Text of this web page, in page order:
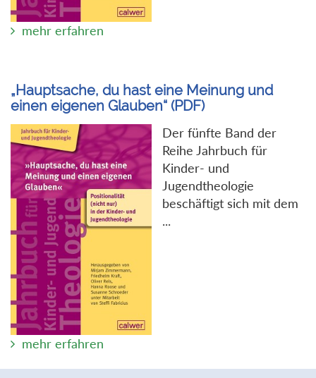
mehr erfahren
„Hauptsache, du hast eine Meinung und
einen eigenen Glauben“ (PDF)
Der fünfte Band der
Reihe Jahrbuch für
Kinder- und
Jugendtheologie
beschäftigt sich mit dem
...
mehr erfahren